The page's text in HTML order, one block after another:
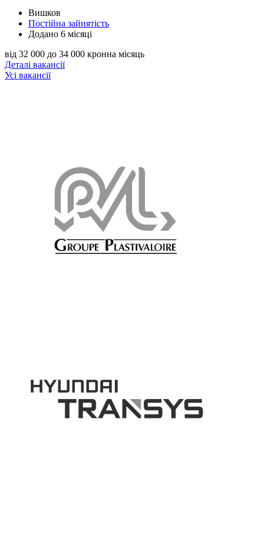
Вишков
Постійна зайнятість
Додано 6 місяці
від 32 000 до 34 000 кронна місяць
Деталі вакансії
Усі вакансії